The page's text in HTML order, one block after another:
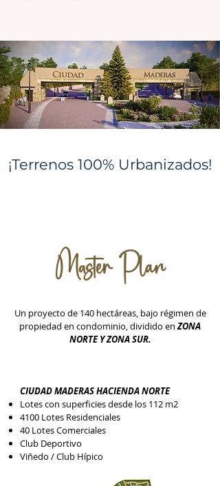
¡Terrenos 100% Urbanizados!
Master Plan
Un proyecto de 140 hectáreas, bajo régimen de
propiedad en condominio,dividido enZONA
NORTE Y ZONA SUR.
CIUDAD MADERAS HACIENDA NORTE
Lotes con superficies desde los 112 m2
4100 Lotes Residenciales
40 Lotes Comerciales
Club Deportivo
Viñedo / Club Hípico